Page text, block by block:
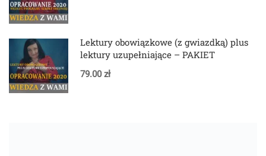
Lektury obowiązkowe (z gwiazdką) plus
lektury uzupełniające – PAKIET
79.00 zł